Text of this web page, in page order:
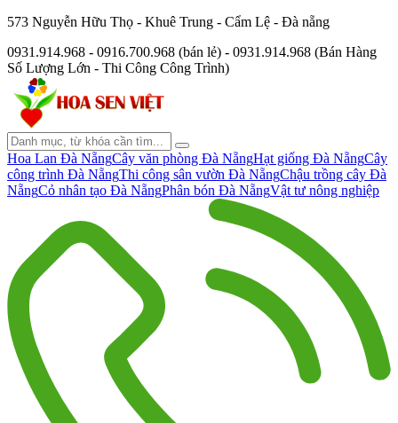
573 Nguyễn Hữu Thọ - Khuê Trung - Cẩm Lệ - Đà nẵng
0931.914.968 - 0916.700.968 (bán lẻ) - 0931.914.968 (Bán Hàng
Số Lượng Lớn - Thi Công Công Trình)
Hoa Lan Đà NẵngCây văn phòng Đà NẵngHạt giống Đà NẵngCây
công trình Đà NẵngThi công sân vườn Đà NẵngChậu trồng cây Đà
NẵngCỏ nhân tạo Đà NẵngPhân bón Đà NẵngVật tư nông nghiệp